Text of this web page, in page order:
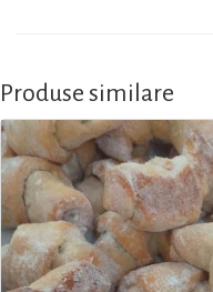
Produse similare